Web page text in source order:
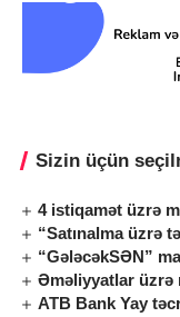
Sizin üçün
4 istiqamət üzrə
“Satınalma üzrə
“GələcəkSƏN”
Əməliyyatlar üzrə
ATB Bank Yay